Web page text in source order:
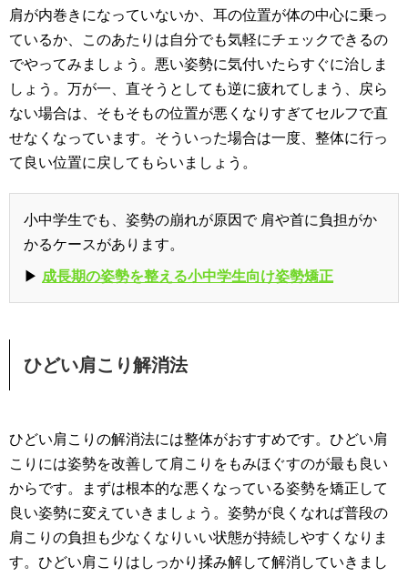
肩が内巻きになっていないか、耳の位置が体の中心に乗っ
ているか、このあたりは自分でも気軽にチェックできるの
でやってみましょう。悪い姿勢に気付いたらすぐに治しま
しょう。万が一、直そうとしても逆に疲れてしまう、戻ら
ない場合は、そもそもの位置が悪くなりすぎてセルフで直
せなくなっています。そういった場合は一度、整体に行っ
て良い位置に戻してもらいましょう。
小中学生でも、姿勢の崩れが原因で 肩や首に負担がか
かるケースがあります。
▶ 成長期の姿勢を整える小中学生向け姿勢矯正
ひどい肩こり解消法
ひどい肩こりの解消法には整体がおすすめです。ひどい肩
こりには姿勢を改善して肩こりをもみほぐすのが最も良い
からです。まずは根本的な悪くなっている姿勢を矯正して
良い姿勢に変えていきましょう。姿勢が良くなれば普段の
肩こりの負担も少なくなりいい状態が持続しやすくなりま
す。ひどい肩こりはしっかり揉み解して解消していきまし